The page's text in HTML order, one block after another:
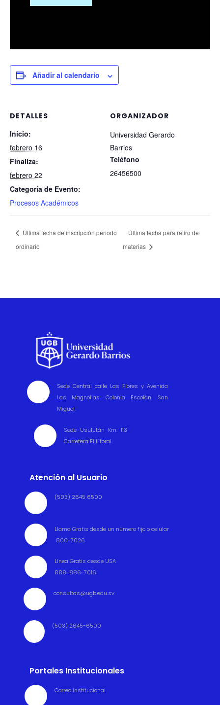
Añadir al calendario
DETALLES
Inicio:
febrero 16
Finaliza:
febrero 22
Categoría de Evento:
Procesos Académicos
ORGANIZADOR
Universidad Gerardo
Barrios
Teléfono
26456500
Última fecha de inscripción periodo
ordinario
Última fecha para retiro de
materias
Sede Central calle Las Flores y Avenida
Las Magnolias Colonia Escolán. San
Miguel.
Sede Usulután Km. 113
Carretera El Litoral.
Atención al Usuario
(503) 2645 6500
Llama Gratis desde un número fijo o celular
800-7026
Línea Gratis desde USA
888-886-7016
consultas@ugb.edu.sv
(503) 2645-6500
Portales Institucionales
Correo Institucional